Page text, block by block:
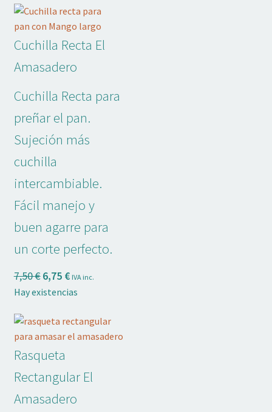
12,30 €.
es:
11,07 €.
Cuchilla Recta El
Amasadero
Cuchilla Recta para
preñar el pan.
Sujeción más
cuchilla
intercambiable.
Fácil manejo y
buen agarre para
un corte perfecto.
7,50€ El
precio
era:
7,50 €.
6,75 €El
precio
es:
6,75 €.
IVA inc.
Hay existencias
Rasqueta
Rectangular El
Amasadero